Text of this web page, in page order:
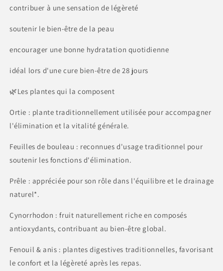
contribuer à une sensation de légèreté
soutenir le bien-être de la peau
encourager une bonne hydratation quotidienne
idéal lors d'une cure bien-être de 28 jours
🌿Les plantes qui la composent
Ortie : plante traditionnellement utilisée pour accompagner
l'élimination et la vitalité générale.
Feuilles de bouleau : reconnues d'usage traditionnel pour
soutenir les fonctions d'élimination.
Prêle : appréciée pour son rôle dans l'équilibre et le drainage
naturel*.
Cynorrhodon : fruit naturellement riche en composés
antioxydants, contribuant au bien-être global.
Fenouil & anis : plantes digestives traditionnelles, favorisant
le confort et la légèreté après les repas.